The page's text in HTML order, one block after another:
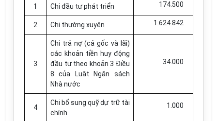
1 Chi đầu tư phát triển 174.500
2 Chi thường xuyên 1.624.842
3
Chi trả nợ (cả gốc và lãi)
các khoản tiền huy động
đầu tư theo khoản 3 Điều
8 của Luật Ngân sách
Nhà nước
34.000
4
Chi bổ sung quỹ dự trữ tài
chính
1.000